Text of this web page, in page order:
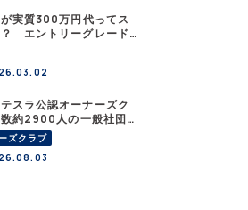
実質300万円代ってス
エントリーグレード
身を詳細チェックした
スラ公認オーナーズク
約2900人の一般社団
オーナーズクラブジャ
）〉
ズクラブ